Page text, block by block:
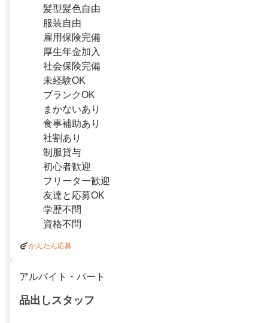
髪型髪色自由
服装自由
雇用保険完備
厚生年金加入
社会保険完備
未経験OK
ブランクOK
まかないあり
食事補助あり
社割あり
制服貸与
初心者歓迎
フリーター歓迎
友達と応募OK
学歴不問
資格不問
かんたん応募
アルバイト・パート
品出しスタッフ